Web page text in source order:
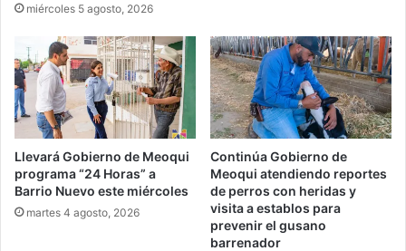
miércoles 5 agosto, 2026
Llevará Gobierno de Meoqui
programa “24 Horas” a
Barrio Nuevo este miércoles
martes 4 agosto, 2026
Continúa Gobierno de
Meoqui atendiendo reportes
de perros con heridas y
visita a establos para
prevenir el gusano
barrenador